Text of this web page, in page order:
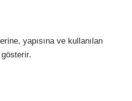
yapısına ve kullanılan